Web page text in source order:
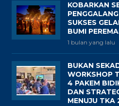
KOBARKAN
SUKSES
BUMI
1 bulan yang lalu
BUKAN
WORKSHOP
4 PAKEM
DAN
MENUJU TKA